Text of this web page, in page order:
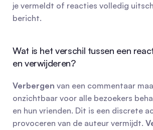
je vermeldt of reacties volledig
bericht.
Wat is het verschil tussen een
en verwijderen?
Verbergen van een commentaar
onzichtbaar voor alle bezoekers
en hun vrienden. Dit is een discrete
provoceren van de auteur vermijdt.